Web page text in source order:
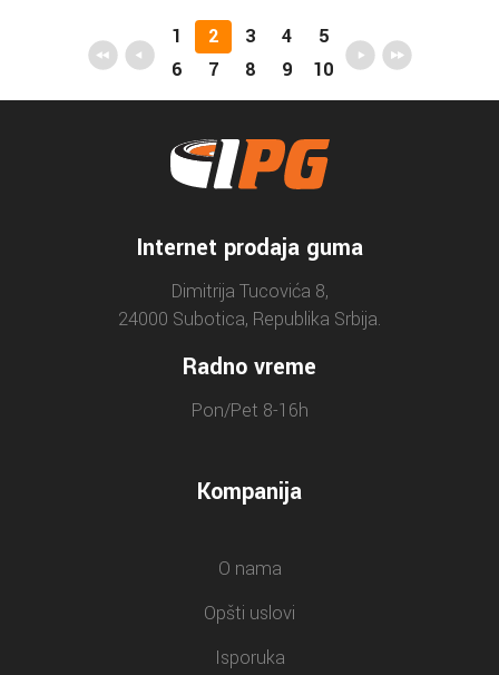
1 2 3 4
5
6
7 8 9 10
Internet prodaja guma
Dimitrija Tucovića 8,
24000 Subotica, Republika Srbija.
Radno vreme
Pon/Pet 8-16h
Kompanija
O nama
Opšti uslovi
Isporuka